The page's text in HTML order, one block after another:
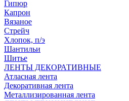
Гипюр
Капрон
Вязаное
Стрейч
Хлопок, п/э
Шантильи
Шитье
ЛЕНТЫ ДЕКОРАТИВНЫЕ
Атласная лента
Декоративная лента
Металлизированная лента